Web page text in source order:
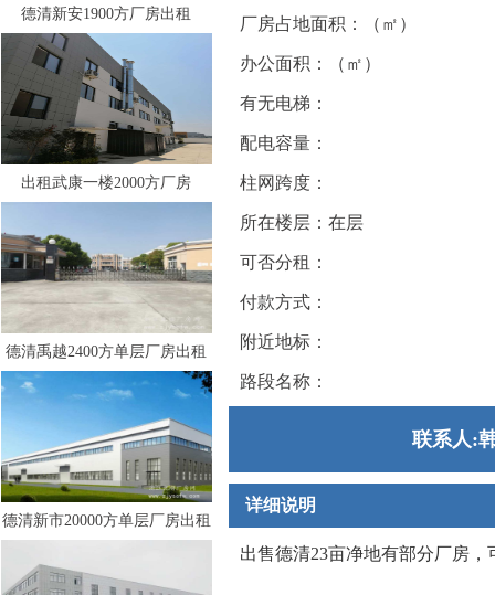
德清新安1900方厂房出租
出租武康一楼2000方厂房
德清禹越2400方单层厂房出租
德清新市20000方单层厂房出租
厂房占地面积：（㎡）
办公面积：（㎡）
有无电梯：
配电容量：
柱网跨度：
所在楼层：在层
可否分租：
付款方式：
附近地标：
路段名称：
联系人:
详细说明
出售德清23亩净地有部分厂房